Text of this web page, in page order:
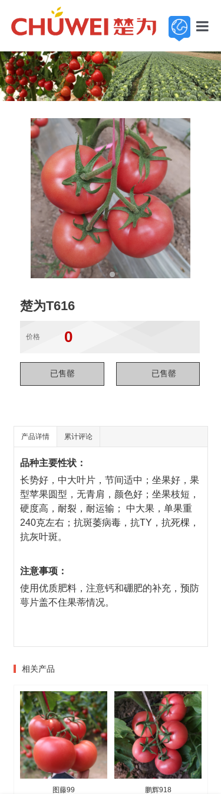
首页
走
楚为T616
价格 0
产品详情 累计评论
品种主要性状：
长势好，中大叶片，节间适中；坐果好，果
型苹果圆型，无青肩，颜色好；坐果枝短，
硬度高，耐裂，耐运输； 中大果，单果重
240克左右；抗斑萎病毒，抗TY，抗死棵，
抗灰叶斑。
注意事项：
使用优质肥料，注意钙和硼肥的补充，预防
萼片盖不住果蒂情况。
相关产品
图藤99 鹏辉918